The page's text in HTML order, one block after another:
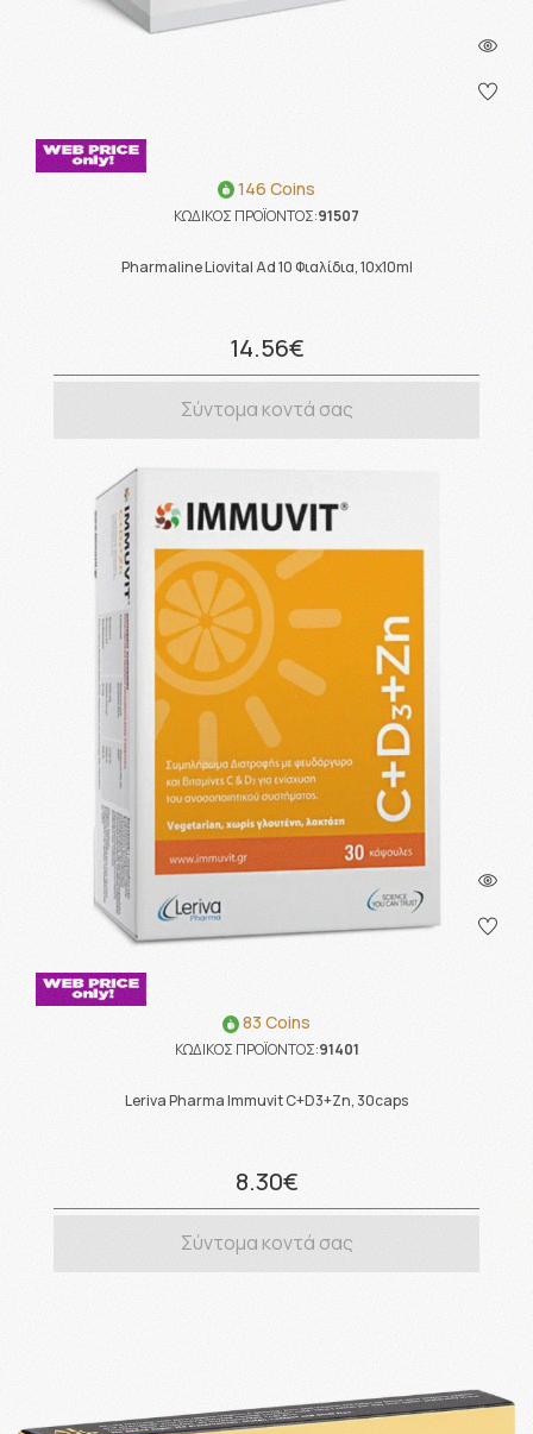
146 Coins
ΚΩΔΙΚΟΣ ΠΡΟΪΟΝΤΟΣ:91507
Pharmaline Liovital Ad 10 Φιαλίδια, 10x10ml
14.56€
Σύντομα κοντά σας
83 Coins
ΚΩΔΙΚΟΣ ΠΡΟΪΟΝΤΟΣ:91401
Leriva Pharma Immuvit C+D3+Zn, 30caps
8.30€
Σύντομα κοντά σας